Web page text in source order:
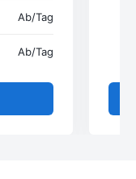
Ab/Tag
Ab/Tag